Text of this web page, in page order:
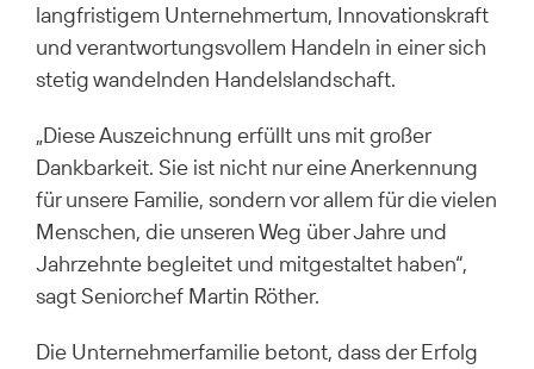
langfristigem Unternehmertum, Innovationskraft
und verantwortungsvollem Handeln in einer sich
stetig wandelnden Handelslandschaft.
„Diese Auszeichnung erfüllt uns mit großer
Dankbarkeit. Sie ist nicht nur eine Anerkennung
für unsere Familie, sondern vor allem für die vielen
Menschen, die unseren Weg über Jahre und
Jahrzehnte begleitet und mitgestaltet haben“,
sagt Seniorchef Martin Röther.
Die Unternehmerfamilie betont, dass der Erfolg